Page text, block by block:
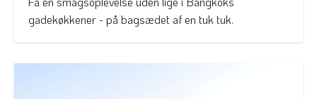
gadekøkkener - på bagsædet af en tuk tuk.